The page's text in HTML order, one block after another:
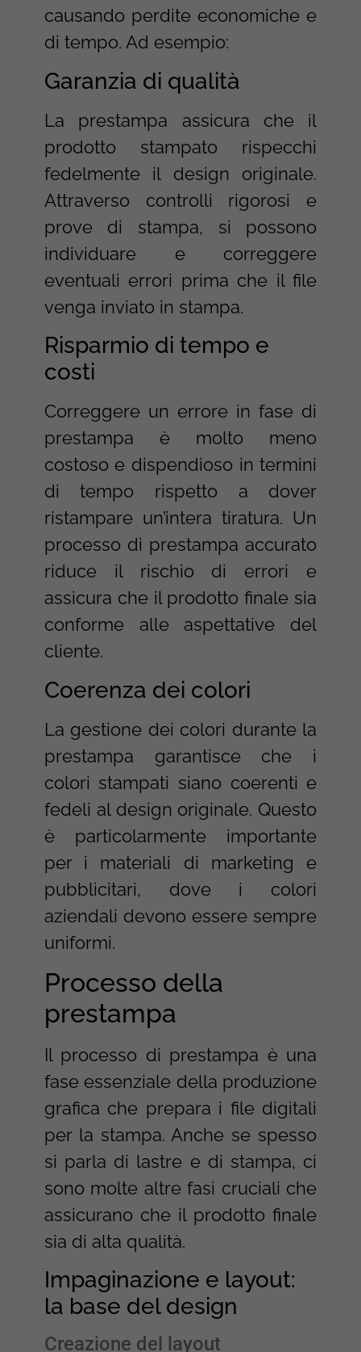
causando perdite economiche e
di tempo. Ad esempio:
Garanzia di qualità
La prestampa assicura che il
prodotto stampato rispecchi
fedelmente il design originale.
Attraverso controlli rigorosi e
prove di stampa, si possono
individuare e correggere
eventuali errori prima che il file
venga inviato in stampa.
Risparmio di tempo e
costi
Correggere un errore in fase di
prestampa è molto meno
costoso e dispendioso in termini
di tempo rispetto a dover
ristampare un’intera tiratura. Un
processo di prestampa accurato
riduce il rischio di errori e
assicura che il prodotto finale sia
conforme alle aspettative del
cliente.
Coerenza dei colori
La gestione dei colori durante la
prestampa garantisce che i
colori stampati siano coerenti e
fedeli al design originale. Questo
è particolarmente importante
per i materiali di marketing e
pubblicitari, dove i colori
aziendali devono essere sempre
uniformi.
Processo della
prestampa
Il processo di prestampa è una
fase essenziale della produzione
grafica che prepara i file digitali
per la stampa. Anche se spesso
si parla di lastre e di stampa, ci
sono molte altre fasi cruciali che
assicurano che il prodotto finale
sia di alta qualità.
Impaginazione e layout:
la base del design
Creazione del layout